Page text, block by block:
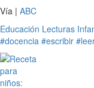
Vía | ABC
Educación Lecturas
#docencia #escribir